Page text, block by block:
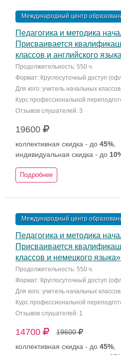
Международный центр
Педагогика и методика
Присваивается
классов и английского
Продолжительность: 550 ч.
Формат: Круглосуточный доступ
Для кого: учитель начальных
Курс профессиональной
Отзывов слушателей: 3
19600
коллективная скидка - до 45%
индивидуальная скидка - до
Подробнее
Международный центр
Педагогика и методика
Присваивается
классов и немецкого
Продолжительность: 550 ч.
Формат: Круглосуточный доступ
Для кого: учитель начальных
Курс профессиональной
Отзывов слушателей: 1
14700
19600
коллективная скидка - до 45%